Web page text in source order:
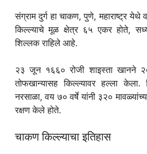
संग्राम दुर्ग हा चाकण, पुणे, महाराष्ट्र
किल्ल्याचे मूळ क्षेत्र ६५ एकर होते,
शिल्लक राहिले आहे.
२३ जून १६६० रोजी शाइस्ता खानने
तोफखान्यासह किल्ल्यावर हल्ला केला.
नरसाळा, वय ७० वर्षे यांनी ३२०
रक्षण केले होते.
चाकण किल्ल्याचा इतिहास